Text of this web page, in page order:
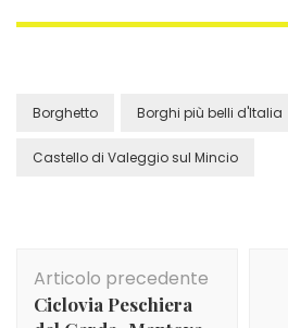
Borghetto Borghi più belli d'Italia
Castello di Valeggio sul Mincio
articolo
Articolo precedente
Ciclovia Peschiera